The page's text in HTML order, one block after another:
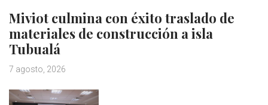
Miviot culmina con éxito traslado de
materiales de construcción a isla
Tubualá
7 agosto, 2026